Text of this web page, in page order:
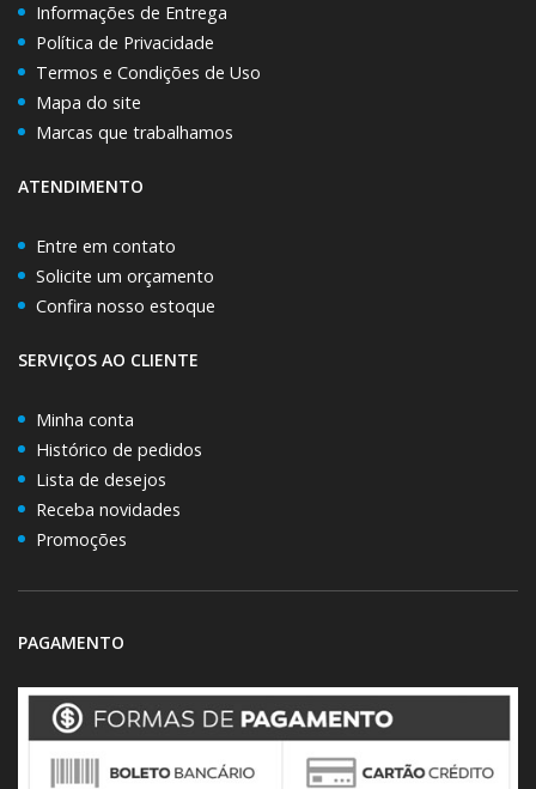
Informações de Entrega
Política de Privacidade
Termos e Condições de Uso
Mapa do site
Marcas que trabalhamos
ATENDIMENTO
Entre em contato
Solicite um orçamento
Confira nosso estoque
SERVIÇOS AO CLIENTE
Minha conta
Histórico de pedidos
Lista de desejos
Receba novidades
Promoções
PAGAMENTO